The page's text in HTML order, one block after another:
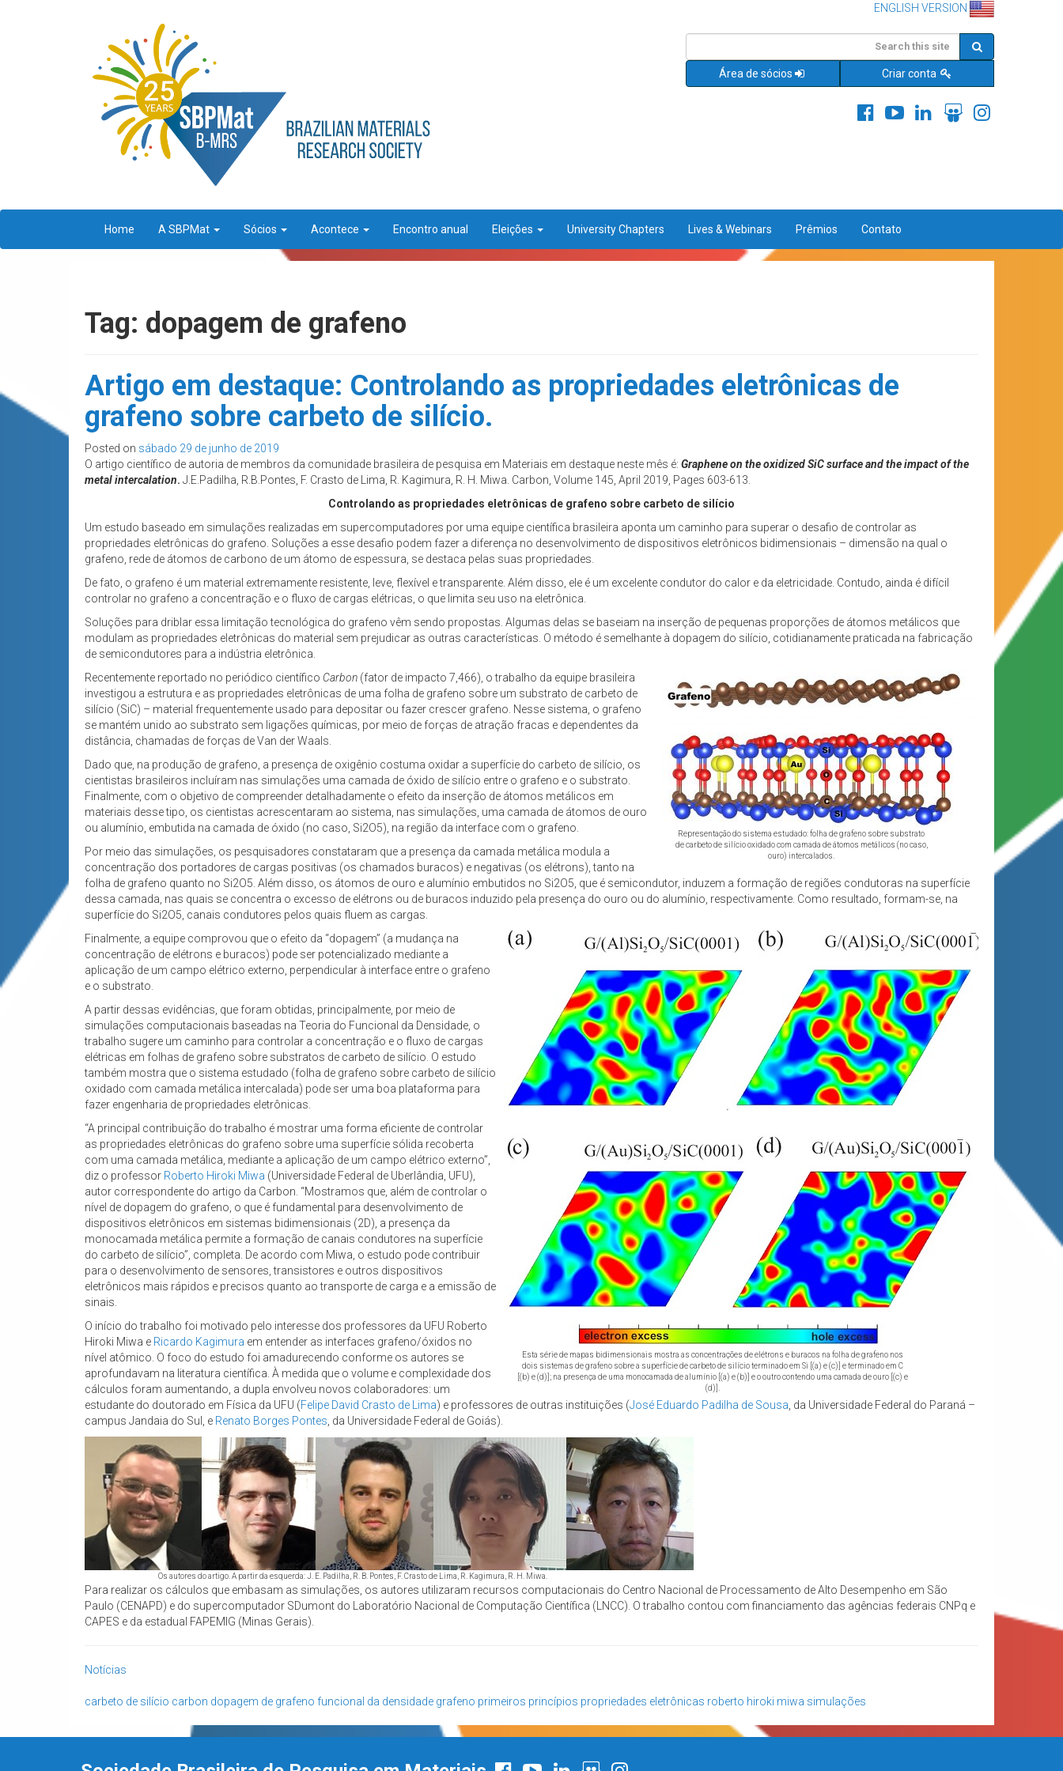
ENGLISH VERSION
Área de sócios Criar conta
Home A SBPMat Sócios Acontece Encontro anual Eleições University Chapters Lives & Webinars Prêmios Contato
Tag: dopagem de grafeno
Artigo em destaque: Controlando as propriedades eletrônicas de
grafeno sobre carbeto de silício.
Posted on sábado 29 de junho de 2019
O artigo científico de autoria de membros da comunidade brasileira de pesquisa em Materiais em destaque neste mês é: Graphene on the oxidized SiC surface and the impact of the
metal intercalation. J.E.Padilha, R.B.Pontes, F. Crasto de Lima, R. Kagimura, R. H. Miwa. Carbon, Volume 145, April 2019, Pages 603-613.
Controlando as propriedades eletrônicas de grafeno sobre carbeto de silício
Um estudo baseado em simulações realizadas em supercomputadores por uma equipe científica brasileira aponta um caminho para superar o desafio de controlar as
propriedades eletrônicas do grafeno. Soluções a esse desafio podem fazer a diferença no desenvolvimento de dispositivos eletrônicos bidimensionais – dimensão na qual o
grafeno, rede de átomos de carbono de um átomo de espessura, se destaca pelas suas propriedades.
De fato, o grafeno é um material extremamente resistente, leve, flexível e transparente. Além disso, ele é um excelente condutor do calor e da eletricidade. Contudo, ainda é difícil
controlar no grafeno a concentração e o fluxo de cargas elétricas, o que limita seu uso na eletrônica.
Soluções para driblar essa limitação tecnológica do grafeno vêm sendo propostas. Algumas delas se baseiam na inserção de pequenas proporções de átomos metálicos que
modulam as propriedades eletrônicas do material sem prejudicar as outras características. O método é semelhante à dopagem do silício, cotidianamente praticada na fabricação
de semicondutores para a indústria eletrônica.
Representação do sistema estudado: folha de grafeno sobre substrato
de carbeto de silício oxidado com camada de átomos metálicos (no caso,
ouro) intercalados.
Recentemente reportado no periódico científico Carbon (fator de impacto 7,466), o trabalho da equipe brasileira
investigou a estrutura e as propriedades eletrônicas de uma folha de grafeno sobre um substrato de carbeto de
silício (SiC) – material frequentemente usado para depositar ou fazer crescer grafeno. Nesse sistema, o grafeno
se mantém unido ao substrato sem ligações químicas, por meio de forças de atração fracas e dependentes da
distância, chamadas de forças de Van der Waals.
Dado que, na produção de grafeno, a presença de oxigênio costuma oxidar a superfície do carbeto de silício, os
cientistas brasileiros incluíram nas simulações uma camada de óxido de silício entre o grafeno e o substrato.
Finalmente, com o objetivo de compreender detalhadamente o efeito da inserção de átomos metálicos em
materiais desse tipo, os cientistas acrescentaram ao sistema, nas simulações, uma camada de átomos de ouro
ou alumínio, embutida na camada de óxido (no caso, Si2O5), na região da interface com o grafeno.
Por meio das simulações, os pesquisadores constataram que a presença da camada metálica modula a
concentração dos portadores de cargas positivas (os chamados buracos) e negativas (os elétrons), tanto na
folha de grafeno quanto no Si2O5. Além disso, os átomos de ouro e alumínio embutidos no Si2O5, que é semicondutor, induzem a formação de regiões condutoras na superfície
dessa camada, nas quais se concentra o excesso de elétrons ou de buracos induzido pela presença do ouro ou do alumínio, respectivamente. Como resultado, formam-se, na
superfície do Si2O5, canais condutores pelos quais fluem as cargas.
Esta série de mapas bidimensionais mostra as concentrações de elétrons e buracos na folha de grafeno nos
dois sistemas de grafeno sobre a superfície de carbeto de silício terminado em Si [(a) e (c)] e terminado em C
[(b) e (d)]; na presença de uma monocamada de alumínio [(a) e (b)] e o outro contendo uma camada de ouro [(c) e
(d)].
Finalmente, a equipe comprovou que o efeito da “dopagem” (a mudança na
concentração de elétrons e buracos) pode ser potencializado mediante a
aplicação de um campo elétrico externo, perpendicular à interface entre o grafeno
e o substrato.
A partir dessas evidências, que foram obtidas, principalmente, por meio de
simulações computacionais baseadas na Teoria do Funcional da Densidade, o
trabalho sugere um caminho para controlar a concentração e o fluxo de cargas
elétricas em folhas de grafeno sobre substratos de carbeto de silício. O estudo
também mostra que o sistema estudado (folha de grafeno sobre carbeto de silício
oxidado com camada metálica intercalada) pode ser uma boa plataforma para
fazer engenharia de propriedades eletrônicas.
“A principal contribuição do trabalho é mostrar uma forma eficiente de controlar
as propriedades eletrônicas do grafeno sobre uma superfície sólida recoberta
com uma camada metálica, mediante a aplicação de um campo elétrico externo”,
diz o professor Roberto Hiroki Miwa (Universidade Federal de Uberlândia, UFU),
autor correspondente do artigo da Carbon. “Mostramos que, além de controlar o
nível de dopagem do grafeno, o que é fundamental para desenvolvimento de
dispositivos eletrônicos em sistemas bidimensionais (2D), a presença da
monocamada metálica permite a formação de canais condutores na superfície
do carbeto de silício”, completa. De acordo com Miwa, o estudo pode contribuir
para o desenvolvimento de sensores, transistores e outros dispositivos
eletrônicos mais rápidos e precisos quanto ao transporte de carga e a emissão de
sinais.
O início do trabalho foi motivado pelo interesse dos professores da UFU Roberto
Hiroki Miwa e Ricardo Kagimura em entender as interfaces grafeno/óxidos no
nível atômico. O foco do estudo foi amadurecendo conforme os autores se
aprofundavam na literatura científica. À medida que o volume e complexidade dos
cálculos foram aumentando, a dupla envolveu novos colaboradores: um
estudante do doutorado em Física da UFU (Felipe David Crasto de Lima) e professores de outras instituições (José Eduardo Padilha de Sousa , da Universidade Federal do Paraná –
campus Jandaia do Sul, e Renato Borges Pontes , da Universidade Federal de Goiás).
Os autores do artigo. A partir da esquerda: J. E. Padilha, R. B. Pontes, F. Crasto de Lima, R. Kagimura, R. H. Miwa.
Para realizar os cálculos que embasam as simulações, os autores utilizaram recursos computacionais do Centro Nacional de Processamento de Alto Desempenho em São
Paulo (CENAPD) e do supercomputador SDumont do Laboratório Nacional de Computação Científica (LNCC). O trabalho contou com financiamento das agências federais CNPq e
CAPES e da estadual FAPEMIG (Minas Gerais).
Notícias
carbeto de silício carbon dopagem de grafeno funcional da densidade grafeno primeiros princípios propriedades eletrônicas roberto hiroki miwa simulações